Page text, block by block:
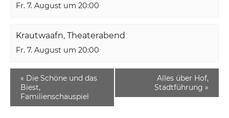
Fr. 7. August um 20:00
Krautwaafn, Theaterabend
Fr. 7. August um 20:00
« Die Schöne und das
Biest,
Familienschauspiel
Alles über Hof,
Stadtführung »